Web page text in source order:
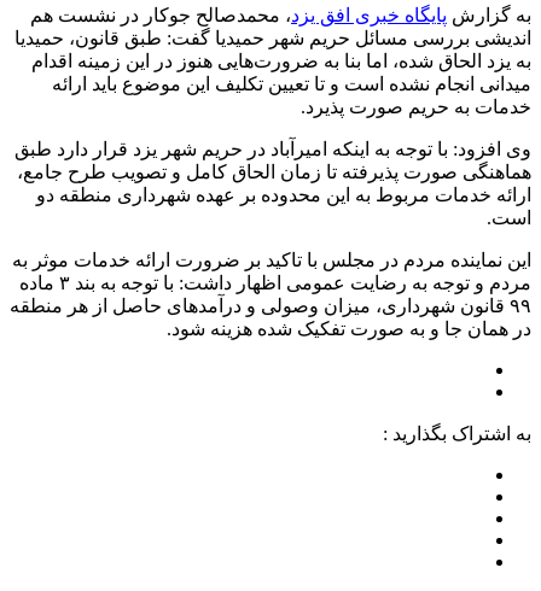
به گزارش پایگاه خبری افق یزد، محمدصالح جوکار در نشست هم
اندیشی بررسی مسائل حریم شهر حمیدیا گفت: طبق قانون، حمیدیا
به یزد الحاق شده، اما بنا به ضرورت‌هایی هنوز در این زمینه اقدام
میدانی انجام نشده است و تا تعیین تکلیف این موضوع باید ارائه
خدمات به حریم صورت پذیرد.
وی افزود: با توجه به اینکه امیرآباد در حریم شهر یزد قرار دارد طبق
هماهنگی صورت پذیرفته تا زمان الحاق کامل و تصویب طرح جامع،
ارائه خدمات مربوط به این محدوده بر عهده شهرداری منطقه دو
است.
این نماینده مردم در مجلس با تاکید بر ضرورت ارائه خدمات موثر به
مردم و توجه به رضایت عمومی اظهار داشت: با توجه به بند ۳ ماده
۹۹ قانون شهرداری، میزان وصولی و درآمد‌های حاصل از هر منطقه
در همان جا و به صورت تفکیک شده هزینه شود.
به اشتراک بگذارید :